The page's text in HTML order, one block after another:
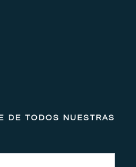
DE TODOS NUESTRAS